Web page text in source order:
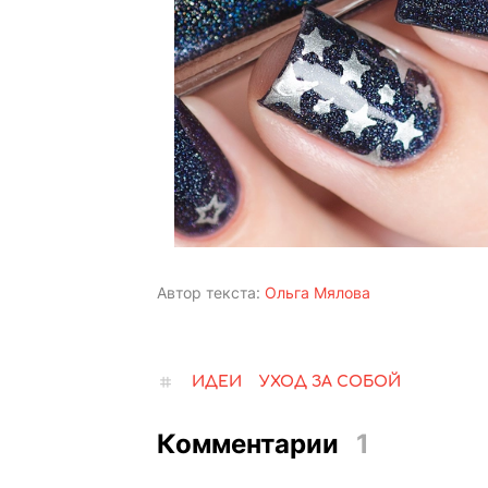
Автор текста: Ольга Мялова
ИДЕИ УХОД ЗА СОБОЙ
Комментарии 1